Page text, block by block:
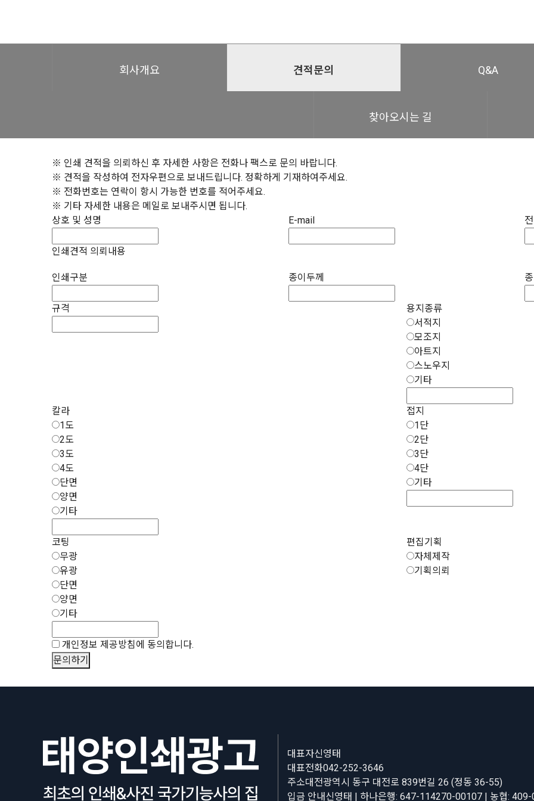
회사개요 견적문의 Q&A
찾아오시는 길
※ 인쇄 견적을 의뢰하신 후 자세한 사항은 전화나 팩스로 문의 바랍니다.
※ 견적을 작성하여 전자우편으로 보내드립니다. 정확하게 기재하여주세요.
※ 전화번호는 연락이 항시 가능한 번호를 적어주세요.
※ 기타 자세한 내용은 메일로 보내주시면 됩니다.
상호 및 성명
E-mail
인쇄견적 의뢰내용
인쇄구분 종이두께
규격
용지종류
서적지
모조지
아트지
스노우지
기타
칼라
1도
2도
3도
4도
단면
양면
기타
접지
1단
2단
3단
4단
기타
코팅
무광
유광
단면
양면
기타
편집기획
자체제작
기획의뢰
개인정보 제공방침에 동의합니다.
문의하기
대표자신영태
대표전화042-252-3646
주소대전광역시 동구 대전로 839번길 26 (정동 36-55)
입금 안내 신영태 | 하나은행: 647-114270-00107 | 농협: